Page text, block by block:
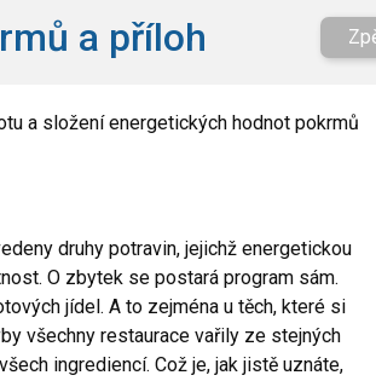
a příloh
a složení energetických hodnot pokrmů
druhy potravin, jejichž energetickou
O zbytek se postará program sám.
jídel. A to zejména u těch, které si
všechny restaurace vařily ze stejných
ingrediencí. Což je, jak jistě uznáte,